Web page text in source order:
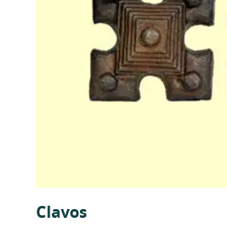
Clavos